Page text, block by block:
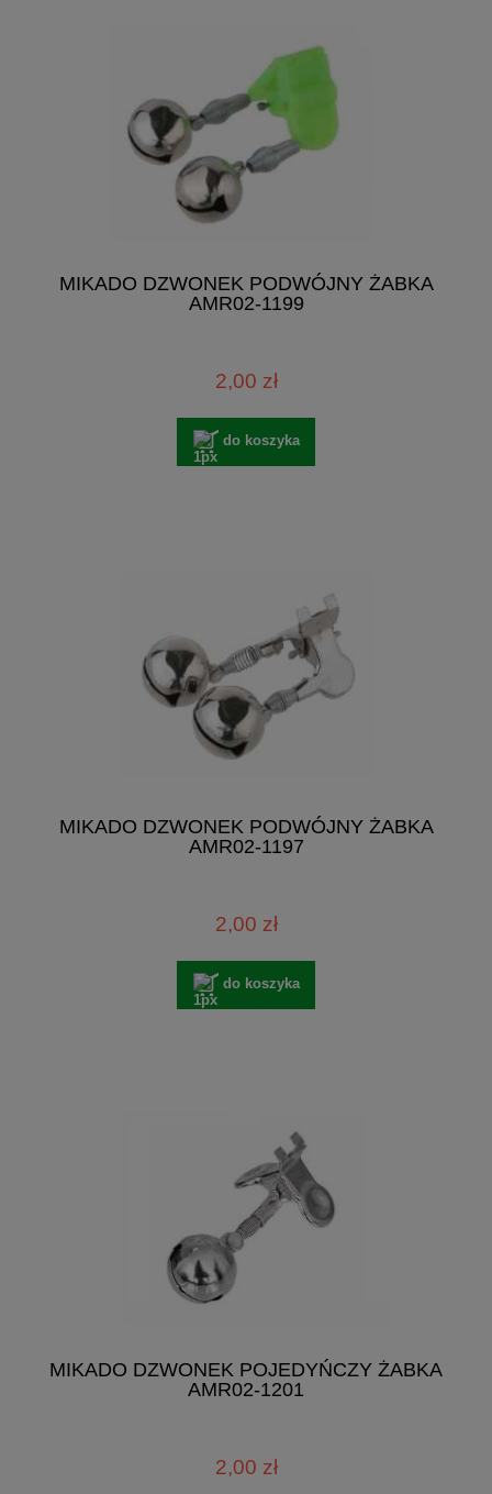
MIKADO DZWONEK PODWÓJNY ŻABKA
AMR02-1199
2,00 zł
do koszyka
MIKADO DZWONEK PODWÓJNY ŻABKA
AMR02-1197
2,00 zł
do koszyka
MIKADO DZWONEK POJEDYŃCZY ŻABKA
AMR02-1201
2,00 zł